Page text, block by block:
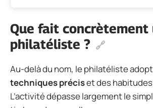
Que fait concrètement
philatéliste ?
Au-delà du nom, le philatéliste
techniques préciset des
L’activité dépasse largement le